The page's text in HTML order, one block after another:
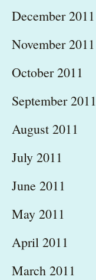
December 2011
November 2011
October 2011
September 2011
August 2011
July 2011
June 2011
May 2011
April 2011
March 2011